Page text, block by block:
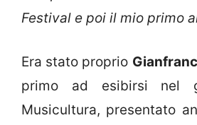
Festival e poi il mio primo
Era stato proprio
primo ad esibirsi nel
Musicultura, presentato